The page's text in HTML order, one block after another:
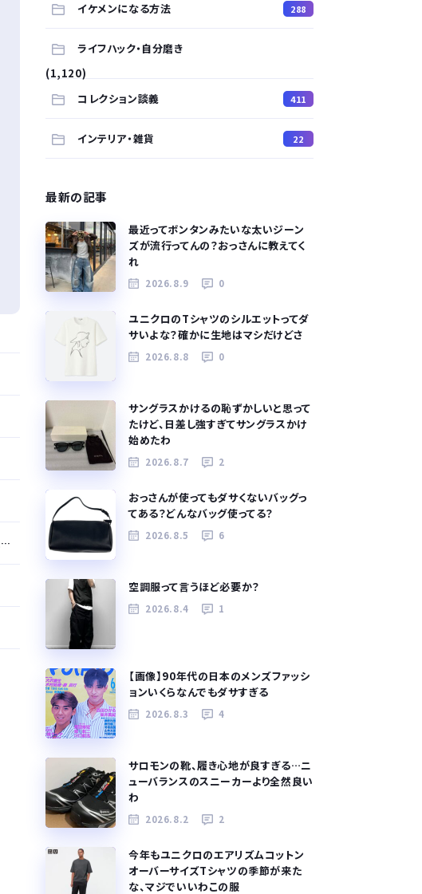
イケメンになる方法 288
ライフハック・自分磨き
(1,120)
コレクション談義
411
インテリア・雑貨 22
最新の記事
最近ってボンタンみたいな太いジーン
ズが流行ってんの？おっさんに教えてく
れ
2026.8.9 0
ユニクロのTシャツのシルエットってダ
サいよな？確かに生地はマシだけどさ
2026.8.8 0
サングラスかけるの恥ずかしいと思って
たけど、日差し強すぎてサングラスかけ
始めたわ
2026.8.7 2
おっさんが使ってもダサくないバッグっ
てある？どんなバッグ使ってる？
2026.8.5 6
空調服って言うほど必要か？
2026.8.4 1
【画像】90年代の日本のメンズファッシ
ョンいくらなんでもダサすぎる
2026.8.3 4
サロモンの靴、履き心地が良すぎる…ニ
ューバランスのスニーカーより全然良い
わ
2026.8.2 2
今年もユニクロのエアリズムコットン
オーバーサイズTシャツの季節が来た
な、マジでいいわこの服